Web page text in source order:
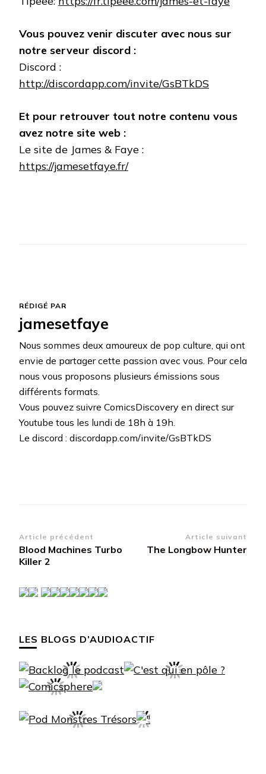
Vous pouvez venir discuter avec nous sur
notre serveur discord :
Discord :
http://discordapp.com/invite/GsBTkDS
Et pour retrouver tout notre contenu vous
avez notre site web :
Le site de James & Faye :
https://jamesetfaye.fr/
RÉDIGÉ PAR
jamesetfaye
Nous sommes deux amoureux de pop culture, qui ont
envie de partager cette passion avec vous. Pour cela
nous vous proposons plusieurs émissions sous
différents formats.
Vous pouvez suivre ComicsDiscovery en direct sur
Youtube tous les lundi de 18h à 19h.
Le discord : discordapp.com/invite/GsBTkDS
Navigation
d’article
Article précédent
Blood Machines Turbo
Killer 2
Article suivant
The Longbow Hunter
LES BLOGS D’AUDIOACTIF